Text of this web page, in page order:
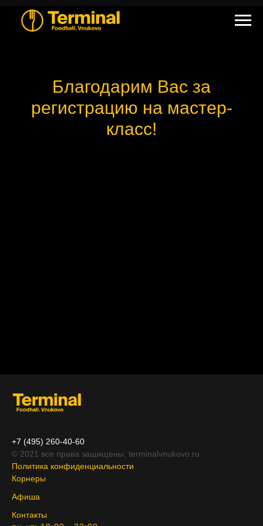
Благодарим Вас за
регистрацию на мастер-
класс!
+7 (495) 260-40-60
© 2021 все права защищены, terminalvnukovo.ru
Политика конфиденциальности
Корнеры
Афиша
Контакты